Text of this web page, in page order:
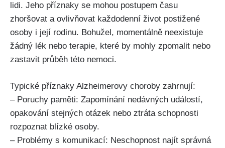
lidi. Jeho příznaky se mohou postupem času
zhoršovat a ovlivňovat každodenní život postižené
osoby i její rodinu. Bohužel, momentálně neexistuje
žádný lék nebo terapie, které by mohly zpomalit nebo
zastavit průběh této nemoci.
Typické příznaky Alzheimerovy choroby zahrnují:
– Poruchy paměti: Zapomínání nedávných událostí,
opakování stejných otázek nebo ztráta schopnosti
rozpoznat blízké osoby.
– Problémy s komunikací: Neschopnost najít správná